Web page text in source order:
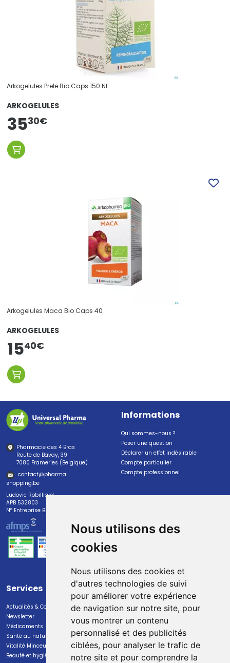
Nous utilisons des
cookies
Nous utilisons des cookies et
d'autres technologies de suivi
pour améliorer votre expérience
de navigation sur notre site, pour
vous montrer un contenu
personnalisé et des publicités
ciblées, pour analyser le trafic de
notre site et pour comprendre la
Arkogelules Prele Bio Caps 150 Nf
ARKOGELULES
3530€
Arkogelules Maca Bio Caps 40
ARKOGELULES
1540€
Pharmacie des 4 Bras
Route de Bavay, 39
7080 Frameries (Belgique)
contact@pharma
shopping.be
Ludovic Robilliard
APB 532803
N° Entreprise BE0447.382.113
Informations
Qui sommes-nous ?
Poser une question
Déclarer un effet indésirable
Compte particulier
Compte professionnel
Services
Actualités & Conseils
Newsletter
Médicaments
Santé au naturel
Vitalité Minceur Nutrition
Beauté et hygiène
Paiement
Paiement sécurisé